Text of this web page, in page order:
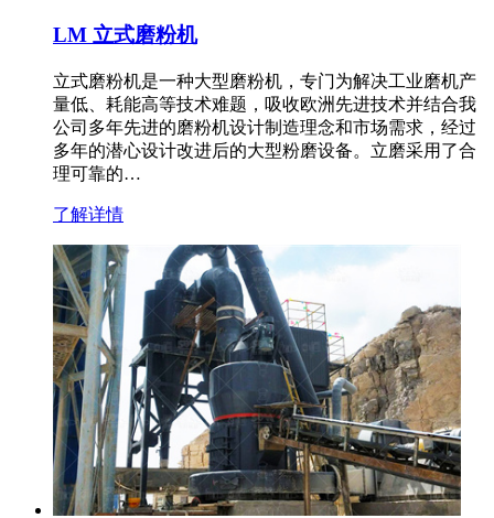
LM 立式磨粉机
立式磨粉机是一种大型磨粉机，专门为解决工业磨机产
量低、耗能高等技术难题，吸收欧洲先进技术并结合我
公司多年先进的磨粉机设计制造理念和市场需求，经过
多年的潜心设计改进后的大型粉磨设备。立磨采用了合
理可靠的…
了解详情